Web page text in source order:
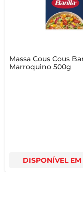
d'Angelo, você
e amigos com pratos
Massa Cous Cous
Marroquino 500g
DISPONÍVEL EM